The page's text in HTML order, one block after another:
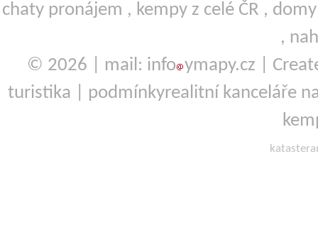
chaty pronájem , kempyz celé ČR ,
,
© 2026 | mail: info ymapy.cz |
turistika
podmínkyrealitní kanceláře